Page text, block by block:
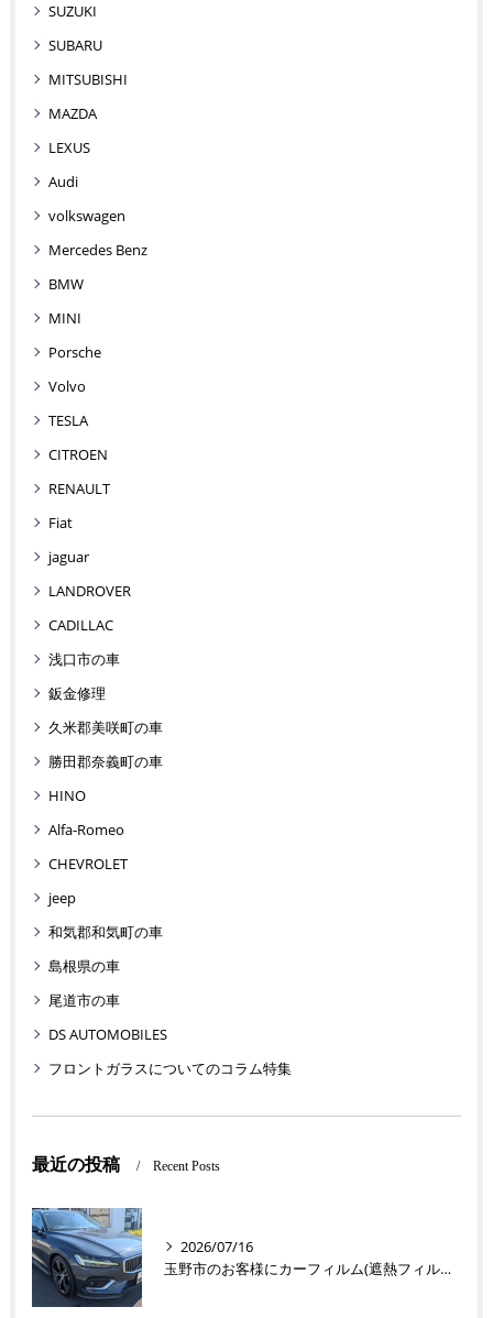
SUZUKI
SUBARU
MITSUBISHI
MAZDA
LEXUS
Audi
volkswagen
Mercedes Benz
BMW
MINI
Porsche
Volvo
TESLA
CITROEN
RENAULT
Fiat
jaguar
LANDROVER
CADILLAC
浅口市の車
鈑金修理
久米郡美咲町の車
勝田郡奈義町の車
HINO
Alfa-Romeo
CHEVROLET
jeep
和気郡和気町の車
島根県の車
尾道市の車
DS AUTOMOBILES
フロントガラスについてのコラム特集
最近の投稿 Recent Posts
2026/07/16
玉野市のお客様にカーフィルム(遮熱フィルム) V60【nexus株式会社】